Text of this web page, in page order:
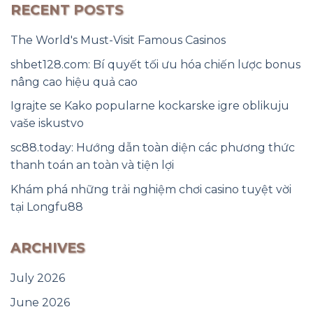
RECENT POSTS
The World's Must-Visit Famous Casinos
shbet128.com: Bí quyết tối ưu hóa chiến lược bonus
nâng cao hiệu quả cao
Igrajte se Kako popularne kockarske igre oblikuju
vaše iskustvo
sc88.today: Hướng dẫn toàn diện các phương thức
thanh toán an toàn và tiện lợi
Khám phá những trải nghiệm chơi casino tuyệt vời
tại Longfu88
ARCHIVES
July 2026
June 2026